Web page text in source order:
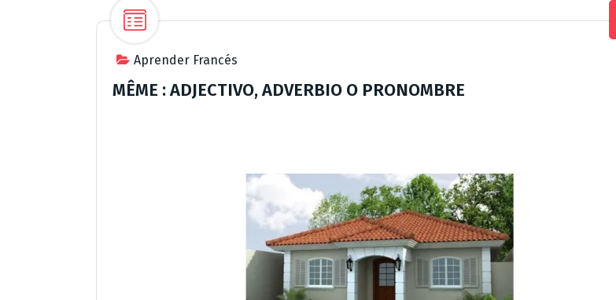
Aprender Francés
MÊME : ADJECTIVO, ADVERBIO O PRONOMBRE